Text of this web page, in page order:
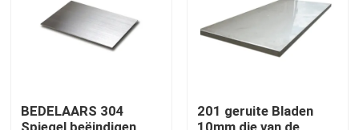
BEDELAARS 304
201 geruite Bladen